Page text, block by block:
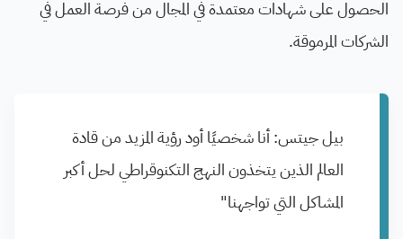
الحصول على شهادات معتمدة في المجال من فرصة العمل في
الشركات المرموقة.
بيل جيتس: أنا شخصيًا أود رؤية المزيد من قادة
العالم الذين يتخذون النهج التكنوقراطي لحل أكبر
المشاكل التي تواجهنا"